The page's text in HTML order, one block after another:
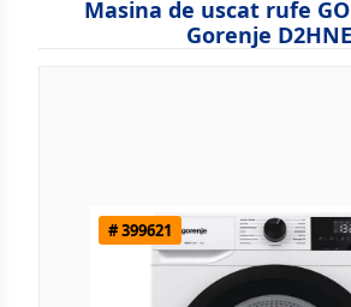
Masina de uscat rufe
Gorenje
# 399621